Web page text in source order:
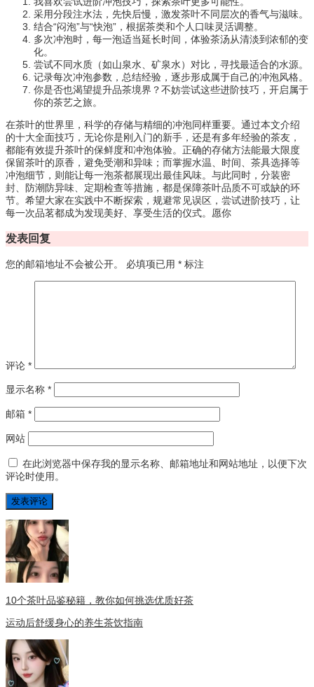
采用分段注水法，先快后慢，激发茶叶不同层次的香气与滋味。
结合“闷泡”与“快泡”，根据茶类和个人口味灵活调整。
多次冲泡时，每一泡适当延长时间，体验茶汤从清淡到浓郁的变
化。
尝试不同水质（如山泉水、矿泉水）对比，寻找最适合的水源。
记录每次冲泡参数，总结经验，逐步形成属于自己的冲泡风格。
你是否也渴望提升品茶境界？不妨尝试这些进阶技巧，开启属于
你的茶艺之旅。
在茶叶的世界里，科学的存储与精细的冲泡同样重要。通过本文介绍
的十大全面技巧，无论你是刚入门的新手，还是有多年经验的茶友，
都能有效提升茶叶的保鲜度和冲泡体验。正确的存储方法能最大限度
保留茶叶的原香，避免受潮和异味；而掌握水温、时间、茶具选择等
冲泡细节，则能让每一泡茶都展现出最佳风味。与此同时，分装密
封、防潮防异味、定期检查等措施，都是保障茶叶品质不可或缺的环
节。希望大家在实践中不断探索，规避常见误区，尝试进阶技巧，让
每一次品茗都成为发现美好、享受生活的仪式。愿你
发表回复
您的邮箱地址不会被公开。 必填项已用 * 标注
评论 *
显示名称 *
邮箱 *
网站
在此浏览器中保存我的显示名称、邮箱地址和网站地址，以便下次
评论时使用。
10个茶叶品鉴秘籍，教你如何挑选优质好茶
运动后舒缓身心的养生茶饮指南